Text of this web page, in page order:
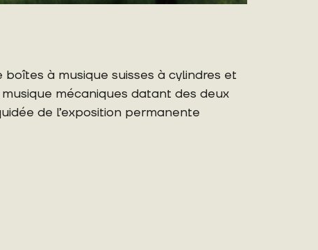
à musique suisses à cylindres et
mécaniques datant des deux
de l’exposition permanente